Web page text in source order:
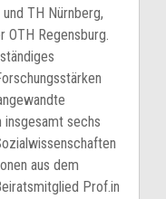
TH Nürnberg,
OTH Regensburg.
insgesamt sechs
aus dem
Prof.in